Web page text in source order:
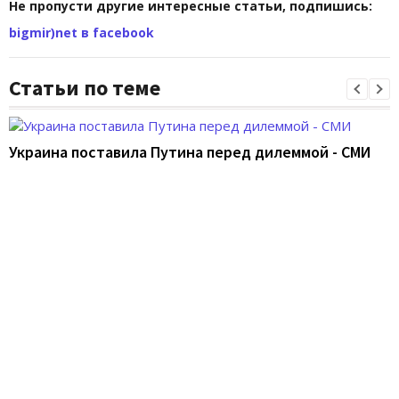
Не пропусти другие интересные статьи, подпишись:
bigmir)net в facebook
Статьи по теме
Украина поставила Путина перед дилеммой - СМИ